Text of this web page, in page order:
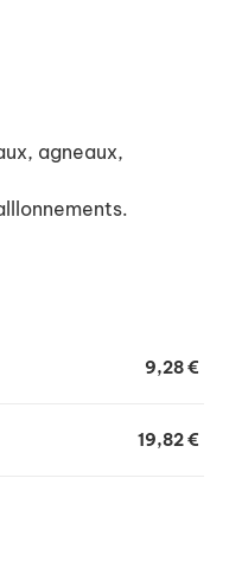
agneaux,
9,28 €
19,82 €